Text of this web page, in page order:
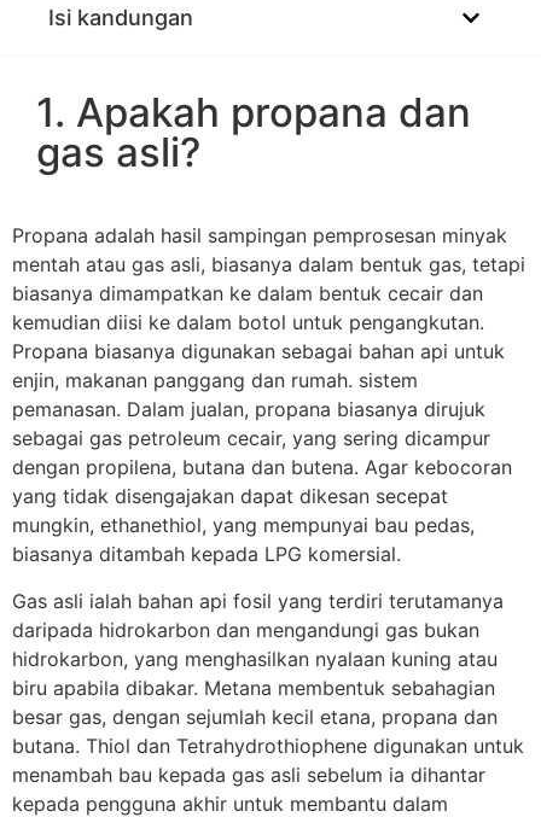
Isi kandungan
1. Apakah propana dan
gas asli?
Propana adalah hasil sampingan pemprosesan minyak
mentah atau gas asli, biasanya dalam bentuk gas, tetapi
biasanya dimampatkan ke dalam bentuk cecair dan
kemudian diisi ke dalam botol untuk pengangkutan.
Propana biasanya digunakan sebagai bahan api untuk
enjin, makanan panggang dan rumah. sistem
pemanasan. Dalam jualan, propana biasanya dirujuk
sebagai gas petroleum cecair, yang sering dicampur
dengan propilena, butana dan butena. Agar kebocoran
yang tidak disengajakan dapat dikesan secepat
mungkin, ethanethiol, yang mempunyai bau pedas,
biasanya ditambah kepada LPG komersial.
Gas asli ialah bahan api fosil yang terdiri terutamanya
daripada hidrokarbon dan mengandungi gas bukan
hidrokarbon, yang menghasilkan nyalaan kuning atau
biru apabila dibakar. Metana membentuk sebahagian
besar gas, dengan sejumlah kecil etana, propana dan
butana. Thiol dan Tetrahydrothiophene digunakan untuk
menambah bau kepada gas asli sebelum ia dihantar
kepada pengguna akhir untuk membantu dalam